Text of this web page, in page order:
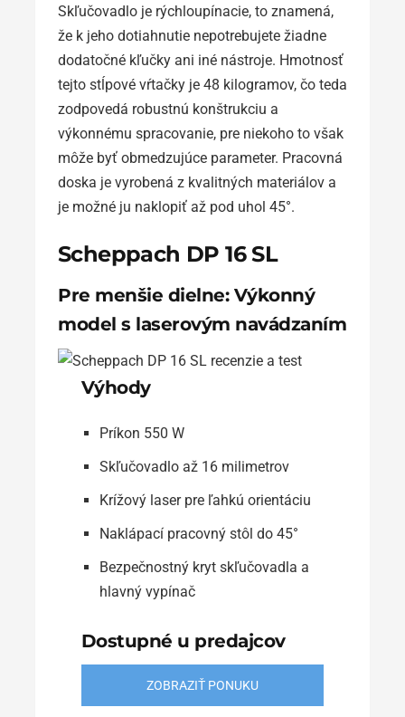
Skľučovadlo je rýchloupínacie, to znamená,
že k jeho dotiahnutie nepotrebujete žiadne
dodatočné kľučky ani iné nástroje. Hmotnosť
tejto stĺpové vŕtačky je 48 kilogramov, čo teda
zodpovedá robustnú konštrukciu a
výkonnému spracovanie, pre niekoho to však
môže byť obmedzujúce parameter. Pracovná
doska je vyrobená z kvalitných materiálov a
je možné ju naklopiť až pod uhol 45°.
Scheppach DP 16 SL
Pre menšie dielne: Výkonný
model s laserovým navádzaním
Výhody
Príkon 550 W
Skľučovadlo až 16 milimetrov
Krížový laser pre ľahkú orientáciu
Naklápací pracovný stôl do 45°
Bezpečnostný kryt skľučovadla a
hlavný vypínač
Dostupné u predajcov
ZOBRAZIŤ PONUKU